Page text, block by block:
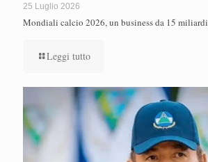
25 Luglio 2026
Mondiali calcio 2026, un business da 15 miliardi
Leggi tutto